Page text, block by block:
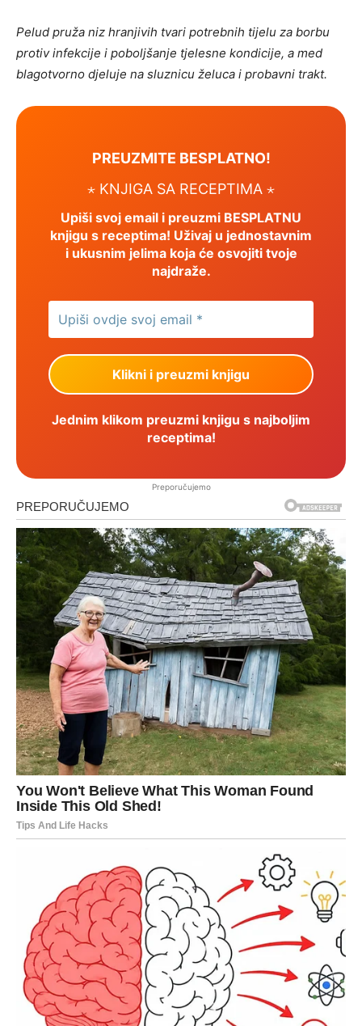
Pelud pruža niz hranjivih tvari potrebnih tijelu za borbu
protiv infekcije i poboljšanje tjelesne kondicije, a med
blagotvorno djeluje na sluznicu želuca i probavni trakt.
PREUZMITE BESPLATNO!
⋆ KNJIGA SA RECEPTIMA ⋆
Upiši svoj email i preuzmi BESPLATNU
knjigu s receptima! Uživaj u jednostavnim
i ukusnim jelima koja će osvojiti tvoje
najdraže.
Jednim klikom preuzmi knjigu s najboljim
receptima!
Preporučujemo